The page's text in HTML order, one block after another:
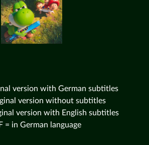
version with German subtitles
version without subtitles
version with English subtitles
= in German language